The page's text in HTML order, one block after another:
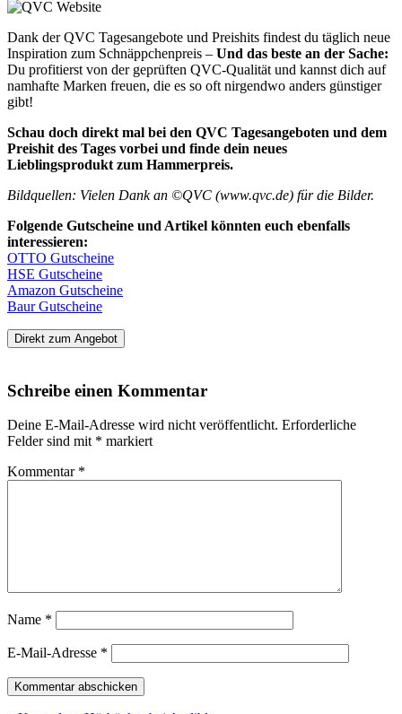
Dank der QVC Tagesangebote und Preishits findest du täglich neue
Inspiration zum Schnäppchenpreis – Und das beste an der Sache:
Du profitierst von der geprüften QVC-Qualität und kannst dich auf
namhafte Marken freuen, die es so oft nirgendwo anders günstiger
gibt!
Schau doch direkt mal bei den QVC Tagesangeboten und dem
Preishit des Tages vorbei und finde dein neues
Lieblingsprodukt zum Hammerpreis.
Bildquellen: Vielen Dank an ©QVC (www.qvc.de) für die Bilder.
Folgende Gutscheine und Artikel könnten euch ebenfalls
interessieren:
OTTO Gutscheine
HSE Gutscheine
Amazon Gutscheine
Baur Gutscheine
Direkt zum Angebot
Schreibe einen Kommentar
Deine E-Mail-Adresse wird nicht veröffentlicht. Erforderliche
Felder sind mit * markiert
Kommentar *
Name *
E-Mail-Adresse *